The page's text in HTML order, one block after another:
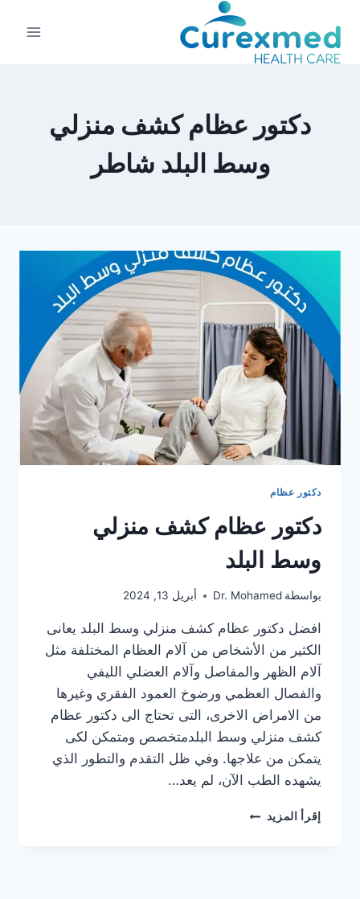
المحتوى
دكتور عظام كشف منزلي
وسط البلد شاطر
دكتور عظام
دكتور عظام كشف منزلي
وسط البلد
بواسطة Dr. Mohamed أبريل 13, 2024
افضل دكتور عظام كشف منزلي وسط البلد يعانى
الكثير من الأشخاص من آلام العظام المختلفة مثل
آلام الظهر والمفاصل وآلام العضلي الليفي
والفصال العظمي ورضوخ العمود الفقري وغيرها
من الامراض الاخرى، التى تحتاج الى دكتور عظام
كشف منزلي وسط البلدمتخصص ومتمكن لكى
يتمكن من علاجها. وفي ظل التقدم والتطور الذي
يشهده الطب الآن، لم يعد…
إقرأ المزيد دكتور